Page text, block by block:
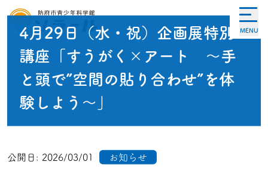
MENU
4月29日（水・祝）企画展特別
講座「すうがく×アート ～手
と頭で”空間の貼り合わせ”を体
験しよう～」
公開日: 2026/03/01 お知らせ